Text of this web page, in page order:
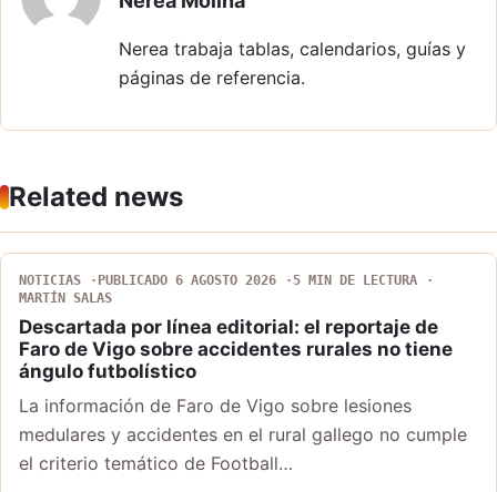
Nerea trabaja tablas, calendarios, guías y
páginas de referencia.
Related news
NOTICIAS PUBLICADO 6 AGOSTO 2026
5 MIN DE LECTURA
MARTÍN SALAS
Descartada por línea editorial: el reportaje de
Faro de Vigo sobre accidentes rurales no tiene
ángulo futbolístico
La información de Faro de Vigo sobre lesiones
medulares y accidentes en el rural gallego no cumple
el criterio temático de Football…